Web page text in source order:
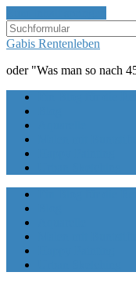
Gabis Rentenleben
oder "Was man so nach